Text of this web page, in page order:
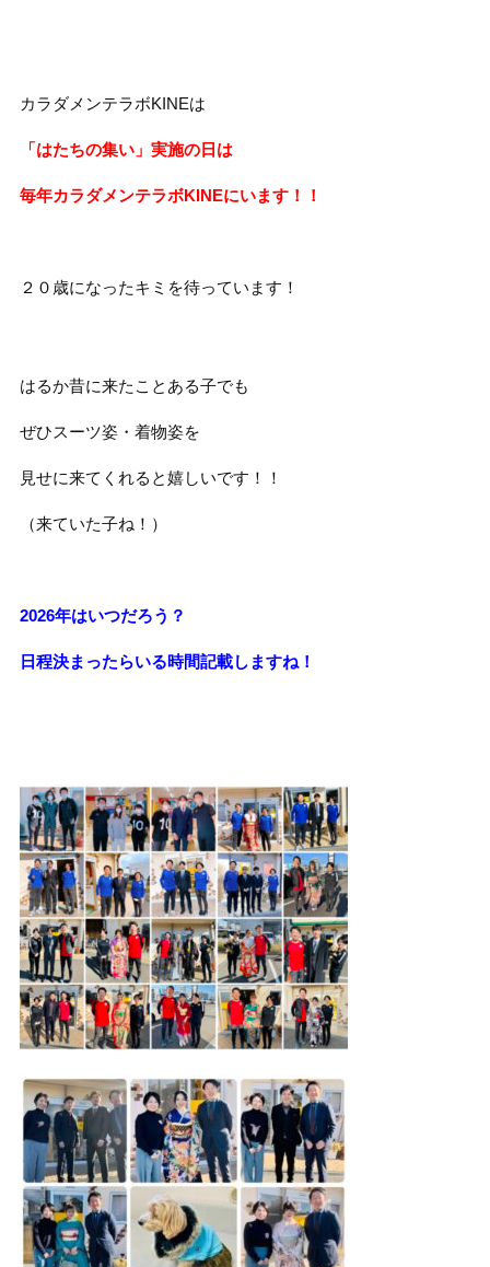
カラダメンテラボKINEは
「はたちの集い」実施の日は
毎年カラダメンテラボKINEにいます！！
２０歳になったキミを待っています！
はるか昔に来たことある子でも
ぜひスーツ姿・着物姿を
見せに来てくれると嬉しいです！！
（来ていた子ね！）
2026年はいつだろう？
日程決まったらいる時間記載しますね！